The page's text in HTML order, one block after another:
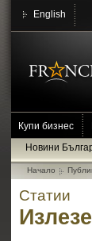
English
Купи бизнес
Новини
Начало
Статии